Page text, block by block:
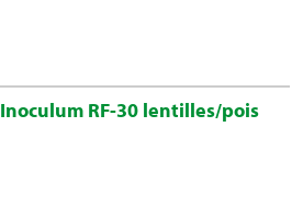
Inoculum RF-30 lentilles/pois